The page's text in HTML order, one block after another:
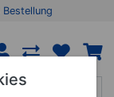
Bestellung